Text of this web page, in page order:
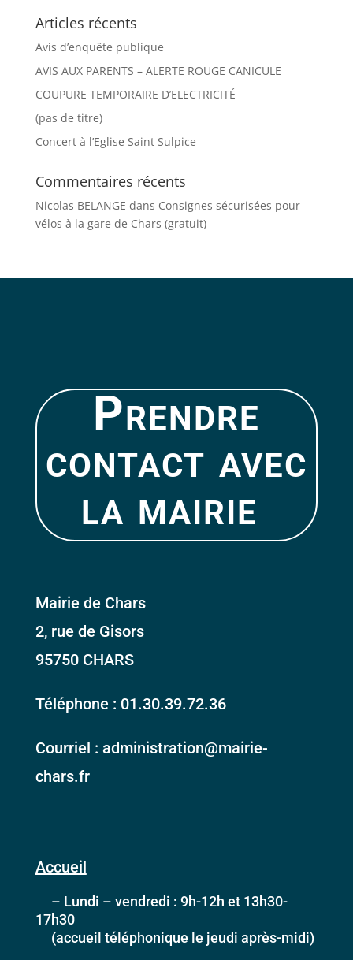
Articles récents
Avis d’enquête publique
AVIS AUX PARENTS – ALERTE ROUGE CANICULE
COUPURE TEMPORAIRE D’ELECTRICITÉ
(pas de titre)
Concert à l’Eglise Saint Sulpice
Commentaires récents
Nicolas BELANGE dans Consignes sécurisées pour
vélos à la gare de Chars (gratuit)
Prendre
contact avec
la mairie
Mairie de Chars
2, rue de Gisors
95750 CHARS
Téléphone : 01.30.39.72.36
Courriel : administration@mairie-
chars.fr
Accueil
– Lundi – vendredi : 9h-12h et 13h30-
17h30
(accueil téléphonique le jeudi après-midi)